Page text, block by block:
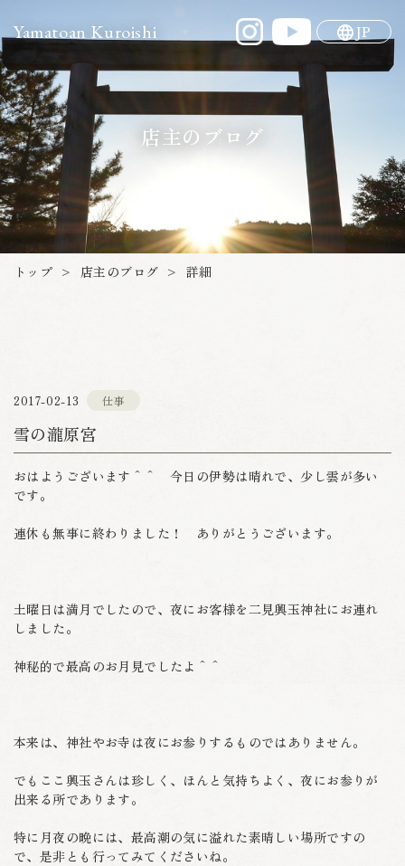
Yamatoan Kuroishi JP
店主のブログ
トップ > 店主のブログ > 詳細
2017-02-13 仕事
雪の瀧原宮
おはようございます＾＾ 今日の伊勢は晴れで、少し雲が多い
です。
連休も無事に終わりました！ ありがとうございます。
土曜日は満月でしたので、夜にお客様を二見興玉神社にお連れ
しました。
神秘的で最高のお月見でしたよ＾＾
本来は、神社やお寺は夜にお参りするものではありません。
でもここ興玉さんは珍しく、ほんと気持ちよく、夜にお参りが
出来る所であります。
特に月夜の晩には、最高潮の気に溢れた素晴しい場所ですの
で、是非とも行ってみてくださいね。